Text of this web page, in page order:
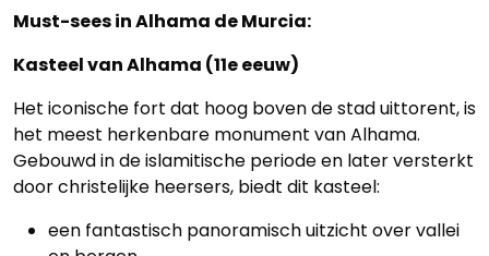
Must-sees in Alhama de Murcia:
Kasteel van Alhama (11e eeuw)
Het iconische fort dat hoog boven de stad uittorent, is
het meest herkenbare monument van Alhama.
Gebouwd in de islamitische periode en later versterkt
door christelijke heersers, biedt dit kasteel:
een fantastisch panoramisch uitzicht over vallei